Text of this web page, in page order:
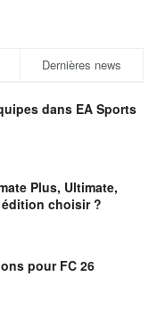
Dernières news
dans EA Sports
Plus, Ultimate,
choisir ?
pour FC 26